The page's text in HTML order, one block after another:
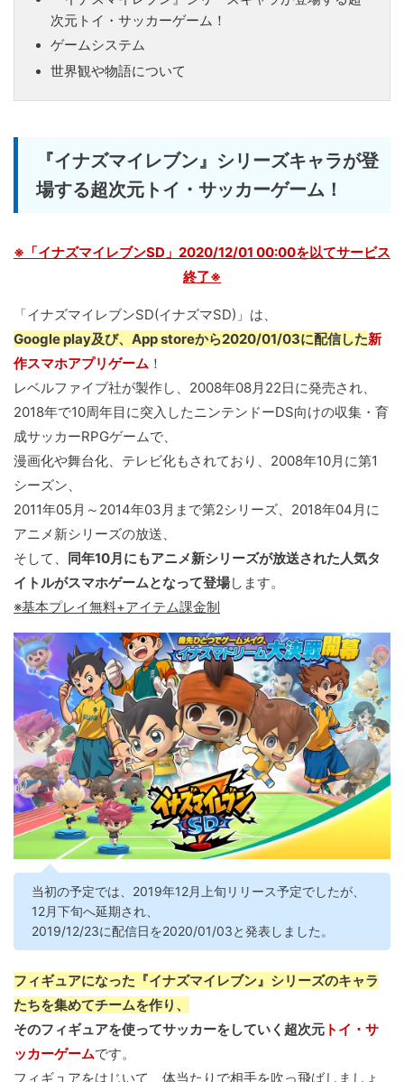
次元トイ・サッカーゲーム！
ゲームシステム
世界観や物語について
『イナズマイレブン』シリーズキャラが登
場する超次元トイ・サッカーゲーム！
※「イナズマイレブンSD」2020/12/01 00:00を以てサービス
終了※
「イナズマイレブンSD(イナズマSD)」は、
Google play及び、App storeから2020/01/03に配信した新
作スマホアプリゲーム ！
レベルファイブ社が製作し、2008年08月22日に発売され、
2018年で10周年目に突入したニンテンドーDS向けの収集・育
成サッカーRPGゲームで、
漫画化や舞台化、テレビ化もされており、2008年10月に第1
シーズン、
2011年05月～2014年03月まで第2シリーズ、2018年04月に
アニメ新シリーズの放送、
そして、
同年10月にもアニメ新シリーズが放送された人気タ
イトルがスマホゲームとなって登場します。
※基本プレイ無料+アイテム課金制
当初の予定では、2019年12月上旬リリース予定でしたが、
12月下旬へ延期され、
2019/12/23に配信日を2020/01/03と発表しました。
フィギュアになった『イナズマイレブン』シリーズのキャラ
たちを集めてチームを作り、
そのフィギュアを使ってサッカーをしていく超次元 トイ・サ
ッカーゲームです。
フィギュアをはじいて、体当たりで相手を吹っ飛ばしましょ